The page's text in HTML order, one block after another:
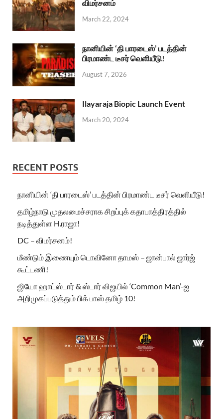
விமர்சனம்
March 22, 2024
நானியின் ‘தி பாரடைஸ்’ படத்தின்
பிரமாண்ட டீசர் வெளியீடு!
August 7, 2026
Ilayaraja Biopic Launch Event
March 20, 2024
RECENT POSTS
நானியின் ‘தி பாரடைஸ்’ படத்தின் பிரமாண்ட டீசர் வெளியீடு!
தமிழ்நாடு முதலமைச்சராக சிறப்புக் கதாபாத்திரத்தில்
நடித்துள்ள H.ராஜா!
DC – விமர்சனம்!
மீண்டும் இணையும் டொவினோ தாமஸ் – ஜான்பால் ஜார்ஜ்
கூட்டணி!
ஜியோ ஹாட்ஸ்டார் & ஸ்டார் விஜயில் ‘Common Man’-ஐ
அறிமுகப்படுத்தும் பிக் பாஸ் தமிழ் 10!